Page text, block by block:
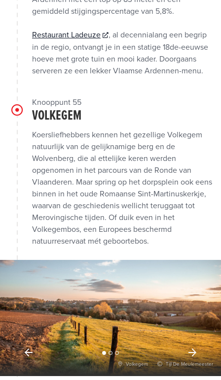
gemiddeld stijgingspercentage van 5,8%.
Restaurant Ladeuze
, al decennialang een begrip
in de regio, ontvangt je in een statige 18de-eeuwse
hoeve met grote tuin en mooi kader. Doorgaans
serveren ze een lekker Vlaamse Ardennen-menu.
Knooppunt 55
VOLKEGEM
Volkegem Tijl De Meulemeester
Koersliefhebbers kennen het gezellige Volkegem
natuurlijk van de gelijknamige berg en de
Wolvenberg, die al ettelijke keren werden
opgenomen in het parcours van de Ronde van
Vlaanderen. Maar spring op het dorpsplein ook eens
binnen in het oude Romaanse Sint-Martinuskerkje,
waarvan de geschiedenis wellicht teruggaat tot
Merovingische tijden. Of duik even in het
Volkegembos, een Europees beschermd
natuurreservaat mét geboortebos.